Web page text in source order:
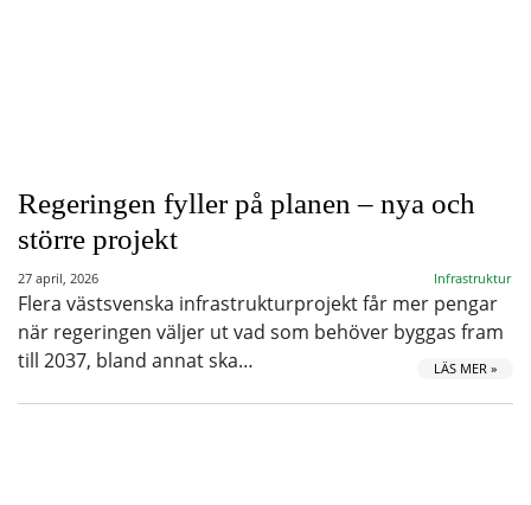
Regeringen fyller på planen – nya och
större projekt
27 april, 2026 Infrastruktur
Flera västsvenska infrastrukturprojekt får mer pengar
när regeringen väljer ut vad som behöver byggas fram
till 2037, bland annat ska…
LÄS MER »